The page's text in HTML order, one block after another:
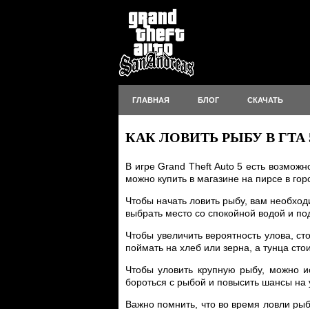
ГЛАВНАЯ БЛОГ СКАЧАТЬ
КАК ЛОВИТЬ РЫБУ В ГТА
В игре Grand Theft Auto 5 есть
можно купить в магазине на пирсе в
Чтобы начать ловить рыбу, вам
выбрать место со спокойной водой и
Чтобы увеличить вероятность улова,
поймать на хлеб или зерна, а тунца
Чтобы уловить крупную рыбу, можно
бороться с рыбой и повысить шансы на
Важно помнить, что во время ловли